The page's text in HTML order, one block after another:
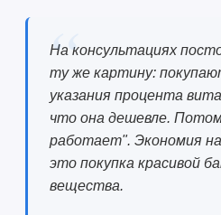
На консультациях
ту же картину:
указания процента
что она дешевле.
работает". Экономия
это покупка красивой
вещества.